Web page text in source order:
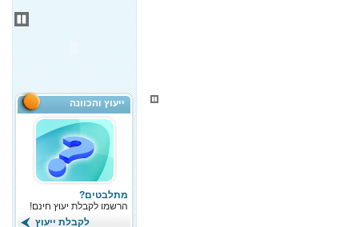
ייעוץ והכוונה
מתלבטים?
הרשמו לקבלת יעוץ חינם!
לקבלת ייעוץ